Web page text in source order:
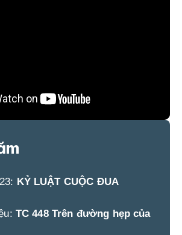
KỶ LUẬT CUỘC ĐUA
TC 448 Trên đường hẹp của